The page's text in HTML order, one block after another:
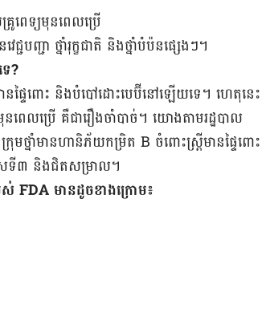
ពេទ្យមុន​ពេល​ប្រើ
ជបញ្ជា ថ្នាំ​រុក្ខជាតិ​ និង​ថ្នាំ​បំប៉ន​ផ្សេងៗ។
?
ន​ផ្ទៃពោះ​ និង​បំបៅ​ដោះ​បេប៊ី​នៅ​ឡើយ​ទេ។ ហេតុនេះ​
ល​ប្រើ​ គឺ​ជា​រឿង​ចាំបាច់។ យោង​តាមរដ្ឋបាល​​
ថ្នាំ​​មាន​​ហានិភ័យ​កម្រិត B ចំពោះ​ស្ត្រី​មាន​​ផ្ទៃពោះ
ាស​ទី៣ និង​ជិត​សម្រាល។
បស់ FDA មាន​ដូច​ខាង​ក្រោម៖